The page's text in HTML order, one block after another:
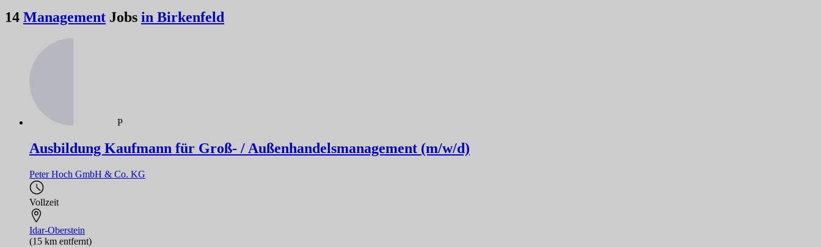
14 Management Jobs in Birkenfeld
P
Ausbildung Kaufmann für Groß- / Außenhandelsmanagement (m/w/d)
Peter Hoch GmbH & Co. KG
Vollzeit
Idar-Oberstein
(15 km entfernt)